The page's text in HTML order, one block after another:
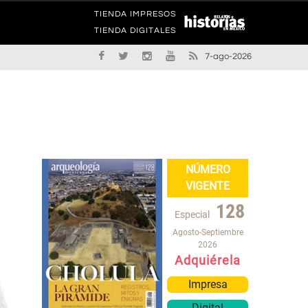
TIENDA IMPRESOS
TIENDA DIGITALES
7-ago-2026
NÚMERO
VIGENTE
Especial 128
Agosto-Septiembre
2026
Adquiérela
Impresa